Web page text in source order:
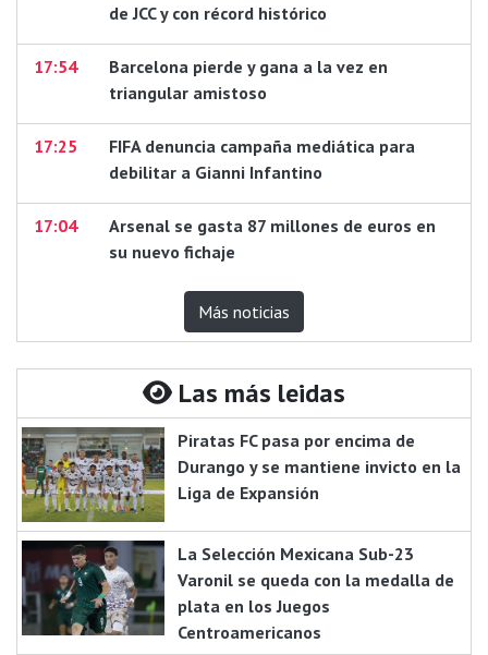
de JCC y con récord histórico
17:54
Barcelona pierde y gana a la vez en
triangular amistoso
17:25
FIFA denuncia campaña mediática para
debilitar a Gianni Infantino
17:04
Arsenal se gasta 87 millones de euros en
su nuevo fichaje
Más noticias
Las más leidas
Piratas FC pasa por encima de
Durango y se mantiene invicto en la
Liga de Expansión
La Selección Mexicana Sub-23
Varonil se queda con la medalla de
plata en los Juegos
Centroamericanos